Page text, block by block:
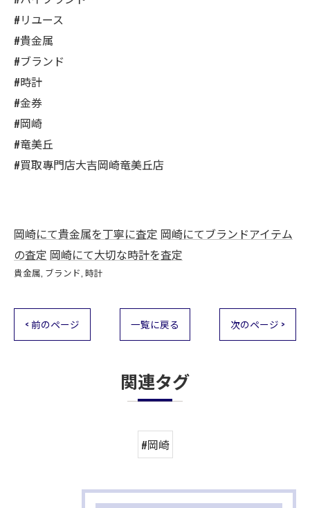
#リユース
#貴金属
#ブランド
#時計
#金券
#岡崎
#竜美丘
#買取專門店大吉岡崎竜美丘店
岡崎にて貴金属を丁寧に査定 岡崎にてブランドアイテム
の査定 岡崎にて大切な時計を査定
貴金属 ブランド 時計
< 前のページ 一覧に戻る 次のページ >
関連タグ
#岡崎